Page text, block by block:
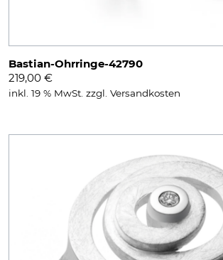
Bastian-Ohrringe-42790
219,00 €
inkl. 19 % MwSt. zzgl. Versandkosten